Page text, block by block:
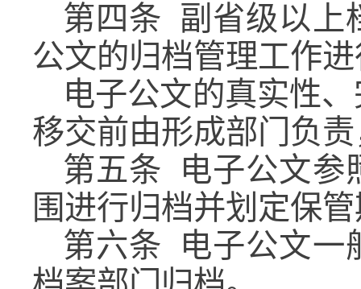
第四条 副省级以上
公文的归档管理工作
电子公文的真实性
移交前由形成部门负
第五条
电子公文参
围进行归档并划定保
第六条
电子公文一